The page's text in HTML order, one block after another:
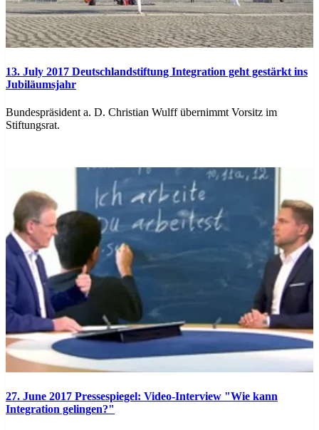
13. July 2017 Deutschlandstiftung Integration geht gestärkt ins
Jubiläumsjahr
Bundespräsident a. D. Christian Wulff übernimmt Vorsitz im
Stiftungsrat.
27. June 2017 Pressespiegel: Video-Interview "Wie kann
Integration gelingen?"